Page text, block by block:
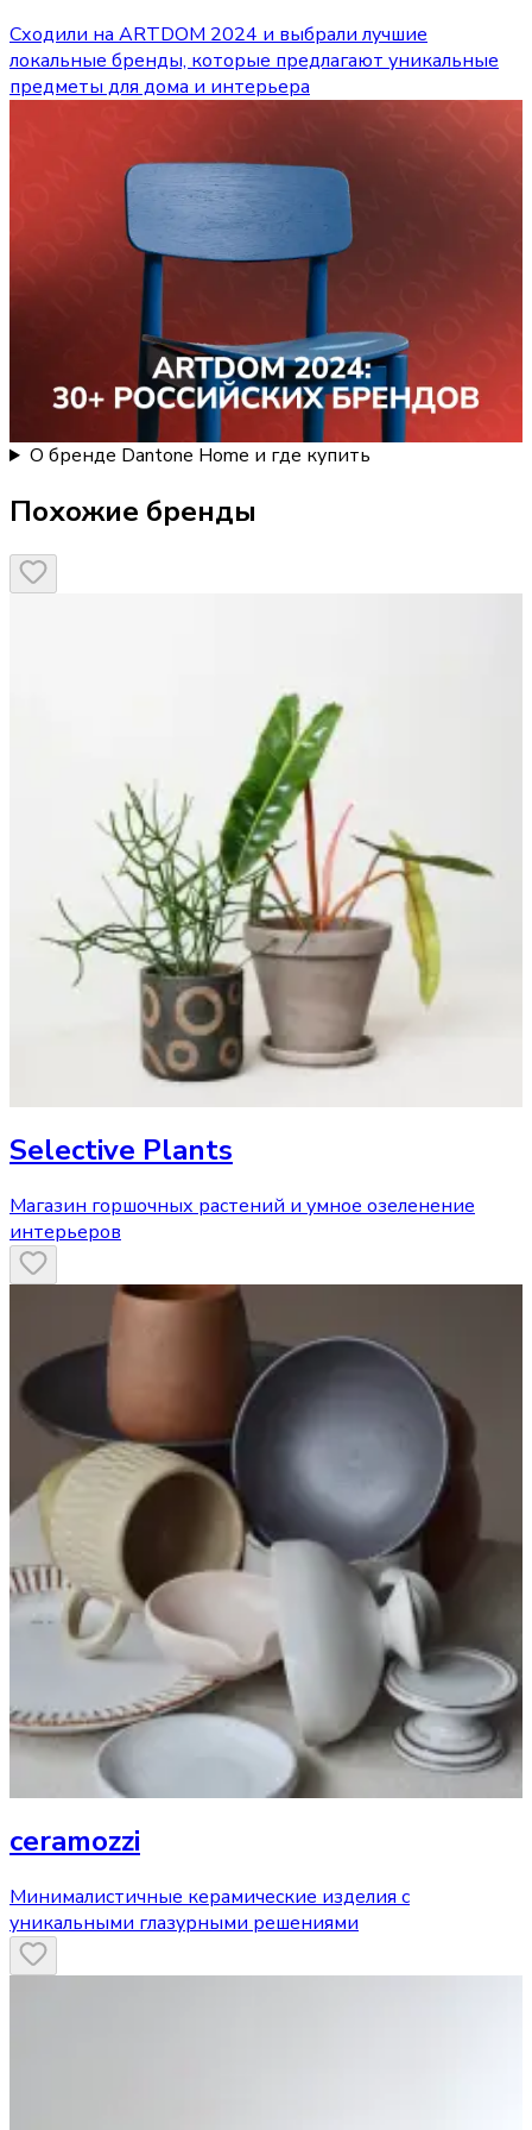
Сходили на ARTDOM 2024 и выбрали лучшие
локальные бренды, которые предлагают уникальные
предметы для дома и интерьера
О бренде Dantone Home и где купить
Похожие бренды
Selective Plants
Магазин горшочных растений и умное озеленение
интерьеров
ceramozzi
Минималистичные керамические изделия с
уникальными глазурными решениями